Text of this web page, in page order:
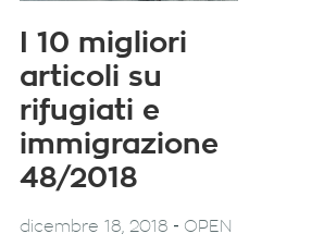
I 10 migliori
articoli su
rifugiati e
immigrazione
48/2018
dicembre 18, 2018 - OPEN